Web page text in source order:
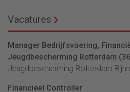
Vacatures
Manager Bedrijfsvoering,
Jeugdbescherming Rotterdam
Jeugdbescherming Rotterdam
Financieel Controller